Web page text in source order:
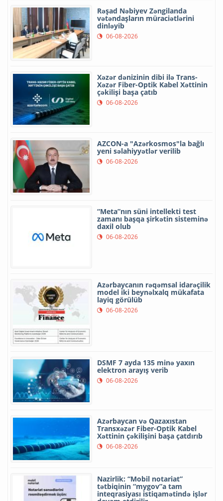
Rəşad Nəbiyev Zəngilanda
vətəndaşların müraciətlərini
dinləyib
06-08-2026
Xəzər dənizinin dibi ilə Trans-
Xəzər Fiber-Optik Kabel Xəttinin
çəkilişi başa çatıb
06-08-2026
AZCON-a "Azərkosmos"la bağlı
yeni səlahiyyətlər verilib
06-08-2026
“Meta”nın süni intellekti test
zamanı başqa şirkətin sisteminə
daxil olub
06-08-2026
Azərbaycanın rəqəmsal idarəçilik
model iki beynəlxalq mükafata
layiq görülüb
06-08-2026
DSMF 7 ayda 135 minə yaxın
elektron arayış verib
06-08-2026
Azərbaycan və Qazaxıstan
Transxəzər Fiber-Optik Kabel
Xəttinin çəkilişini başa çatdırıb
06-08-2026
Nazirlik: “Mobil notariat”
tətbiqinin “mygov”a tam
inteqrasiyası istiqamətində işlər